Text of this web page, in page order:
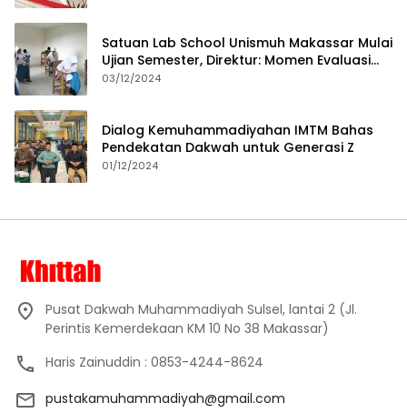
Satuan Lab School Unismuh Makassar Mulai
Ujian Semester, Direktur: Momen Evaluasi
Proses Pembelajaran
03/12/2024
Dialog Kemuhammadiyahan IMTM Bahas
Pendekatan Dakwah untuk Generasi Z
01/12/2024
Pusat Dakwah Muhammadiyah Sulsel, lantai 2 (Jl.
Perintis Kemerdekaan KM 10 No 38 Makassar)
Haris Zainuddin : 0853-4244-8624
pustakamuhammadiyah@gmail.com